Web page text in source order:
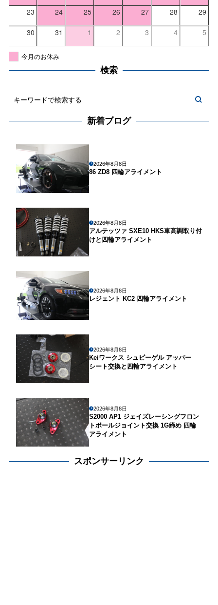
23 24 25 26 27 28 29
30 31 1 2 3 4 5
今月のお休み
検索
新着ブログ
2026年8月8日
86 ZD8 四輪アライメント
2026年8月8日
アルテッツァ SXE10 HKS車高調取り付
けと四輪アライメント
2026年8月8日
レジェント KC2 四輪アライメント
2026年8月8日
Keiワークス シュピーゲル アッパー
シート交換と四輪アライメント
2026年8月8日
S2000 AP1 ジェイズレーシングフロン
トボールジョイント交換 1G締め 四輪
アライメント
スポンサーリンク